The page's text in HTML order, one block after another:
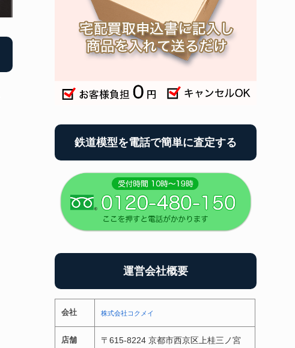
鉄道模型を電話で簡単に査定する
運営会社概要
会社 株式会社コクメイ
店舗
〒615-8224 京都市西京区上桂三ノ宮